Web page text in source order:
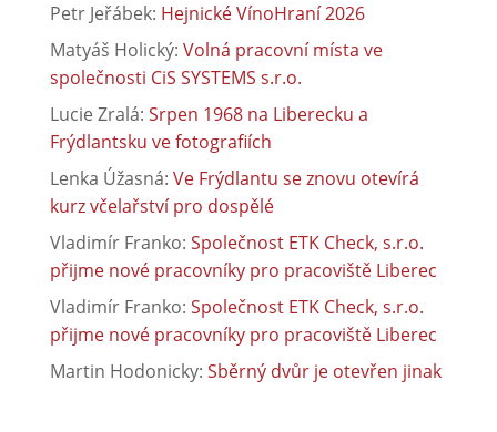
Petr Jeřábek: Hejnické VínoHraní 2026
Matyáš Holický: Volná pracovní místa ve
společnosti CiS SYSTEMS s.r.o.
Lucie Zralá: Srpen 1968 na Liberecku a
Frýdlantsku ve fotografiích
Lenka Úžasná: Ve Frýdlantu se znovu otevírá
kurz včelařství pro dospělé
Vladimír Franko: Společnost ETK Check, s.r.o.
přijme nové pracovníky pro pracoviště Liberec
Vladimír Franko: Společnost ETK Check, s.r.o.
přijme nové pracovníky pro pracoviště Liberec
Martin Hodonicky: Sběrný dvůr je otevřen jinak